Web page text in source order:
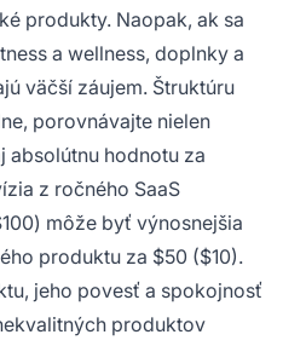
produkty. Naopak, ak sa
a wellness, doplnky a
väčší záujem. Štruktúru
porovnávajte nielen
absolútnu hodnotu za
z ročného SaaS
môže byť výnosnejšia
produktu za $50 ($10).
jeho povesť a spokojnosť
produktov